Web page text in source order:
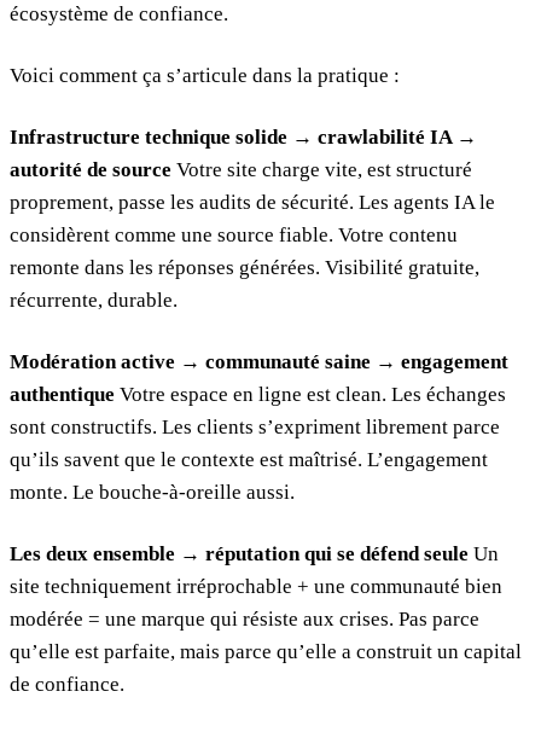
écosystème de confiance.
Voici comment ça s’articule dans la pratique :
Infrastructure technique solide → crawlabilité IA →
autorité de source Votre site charge vite, est structuré
proprement, passe les audits de sécurité. Les agents IA le
considèrent comme une source fiable. Votre contenu
remonte dans les réponses générées. Visibilité gratuite,
récurrente, durable.
Modération active → communauté saine → engagement
authentique Votre espace en ligne est clean. Les échanges
sont constructifs. Les clients s’expriment librement parce
qu’ils savent que le contexte est maîtrisé. L’engagement
monte. Le bouche-à-oreille aussi.
Les deux ensemble → réputation qui se défend seule Un
site techniquement irréprochable + une communauté bien
modérée = une marque qui résiste aux crises. Pas parce
qu’elle est parfaite, mais parce qu’elle a construit un capital
de confiance.